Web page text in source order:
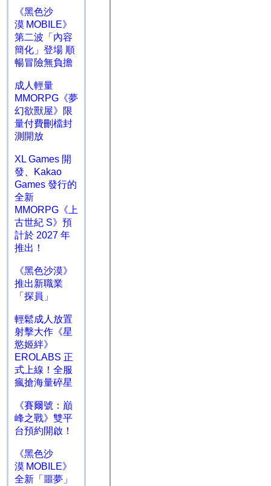
《黑色沙
漠 MOBILE》
第二波「內容
簡化」登場 順
暢冒險無負擔
成人輕量
MMORPG《夢
幻欲獸屋》限
量付費刪檔封
測開放
XL Games 開
發、Kakao
Games 發行的
全新
MMORPG《上
古世紀 S》預
計於 2027 年
推出！
《黑色沙漠》
推出新職業
「探員」
輕鬆成人放置
射擊大作《星
慾姬絆》
EROLABS 正
式上線！全服
瘋搶海量碎星
《賽爾號：巔
峰之戰》雙平
台預約開啟！
《黑色沙
漠 MOBILE》
全新「噩夢」